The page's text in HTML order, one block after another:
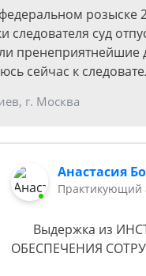
розыске
следователя суд
пренеприятнейшие
сейчас к
г. Москва
Анастасия
Практикующий
Выдержка из
ОБЕСПЕЧЕНИЯ